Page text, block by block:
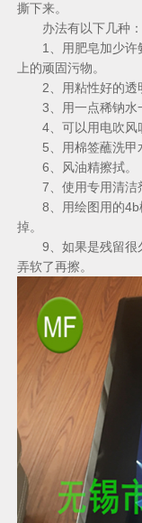
撕下来。
办法有以下几种：
1、用肥皂加少
上的顽固污物。
2、用粘性好的透
3、用一点稀钠水
4、可以用电吹风
5、用棉签蘸洗甲
6、风油精擦拭。
7、使用专用清洁
8、用绘图用的
掉。
9、如果是残留很
弄软了再擦。